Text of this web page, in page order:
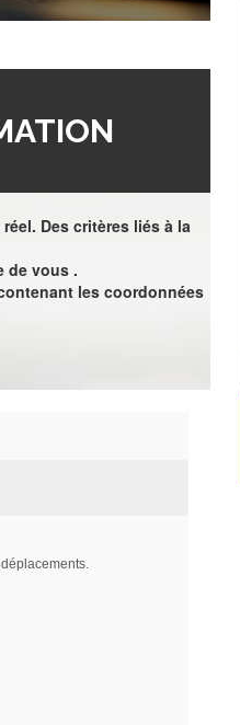
Des critères liés à la
de vous .
les coordonnées